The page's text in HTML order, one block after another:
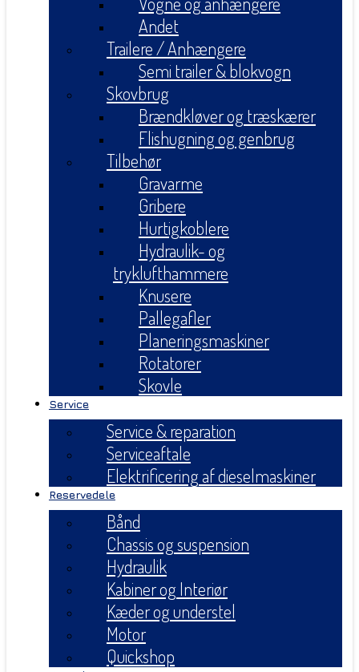
Andet
Trailere / Anhængere
Semi trailer & blokvogn
Skovbrug
Brændkløver og træskærer
Flishugning og genbrug
Tilbehør
Gravarme
Gribere
Hurtigkoblere
Hydraulik- og
tryklufthammere
Knusere
Pallegafler
Planeringsmaskiner
Rotatorer
Skovle
Service
Service & reparation
Serviceaftale
Elektrificering af dieselmaskiner
Reservedele
Bånd
Chassis og suspension
Hydraulik
Kabiner og Interiør
Kæder og understel
Motor
Quickshop